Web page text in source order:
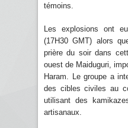
témoins.
Les explosions ont
(17H30 GMT) alors
prière du soir dans
ouest de Maiduguri,
Haram. Le groupe a
des cibles civiles au
utilisant des
artisanaux.